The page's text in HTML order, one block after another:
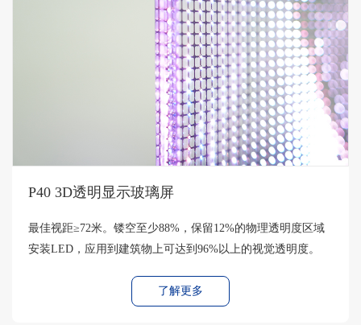
P40 3D透明显示玻璃屏
最佳视距≥72米。镂空至少88%，保留12%的物理透明度区域
安装LED，应用到建筑物上可达到96%以上的视觉透明度。
了解更多